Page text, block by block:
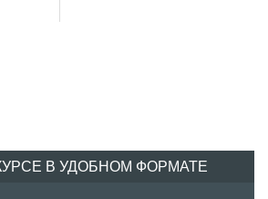
В УДОБНОМ ФОРМАТЕ